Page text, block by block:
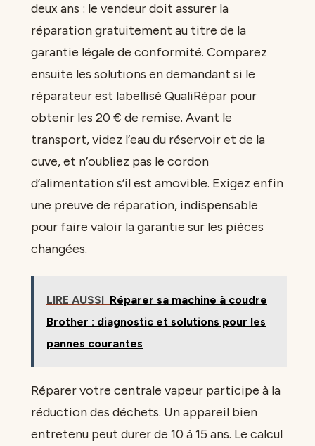
deux ans : le vendeur doit assurer la
réparation gratuitement au titre de la
garantie légale de conformité. Comparez
ensuite les solutions en demandant si le
réparateur est labellisé QualiRépar pour
obtenir les 20 € de remise. Avant le
transport, videz l’eau du réservoir et de la
cuve, et n’oubliez pas le cordon
d’alimentation s’il est amovible. Exigez enfin
une preuve de réparation, indispensable
pour faire valoir la garantie sur les pièces
changées.
LIRE AUSSI Réparer sa machine à coudre
Brother : diagnostic et solutions pour les
pannes courantes
Réparer votre centrale vapeur participe à la
réduction des déchets. Un appareil bien
entretenu peut durer de 10 à 15 ans. Le calcul